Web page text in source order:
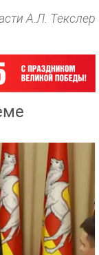
А.Л. Текслер